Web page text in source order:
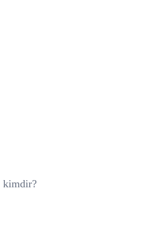
kimdir?